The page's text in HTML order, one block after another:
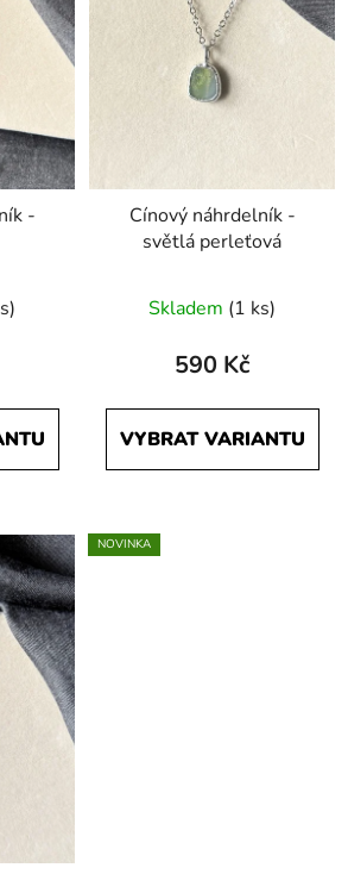
-
Cínový náhrdelník -
světlá perleťová
Skladem (1 ks)
590 Kč
VYBRAT VARIANTU
NOVINKA